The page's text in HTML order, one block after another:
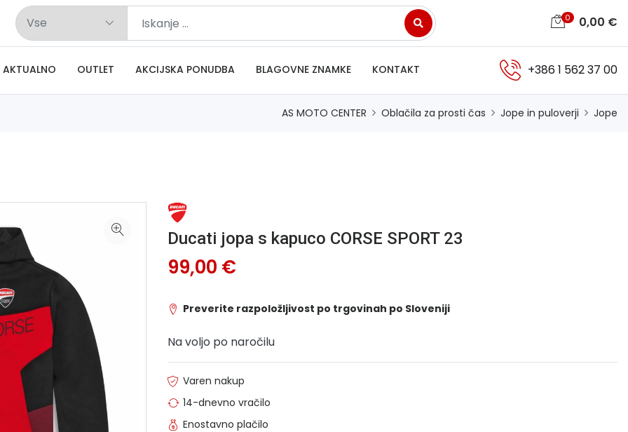
0 0,00 €
AKTUALNO OUTLET AKCIJSKA PONUDBA BLAGOVNE ZNAMKE KONTAKT +386 1 562 37 00
AS MOTO CENTER Oblačila za prosti čas Jope in puloverji Jope
Ducati jopa s kapuco CORSE SPORT 23
99,00 €
Preverite razpoložljivost po trgovinah po Sloveniji
Na voljo po naročilu
Varen nakup
14-dnevno vračilo
Enostavno plačilo